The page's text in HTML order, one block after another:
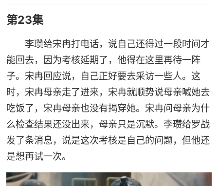
第23集
李瓒给宋冉打电话，说自己还得过一段时间才
能回去，因为考核延期了，他得在这里再待一阵
子。宋冉回应说，自己正好要去采访一些人。这
时，宋冉母亲走了进来，宋冉就顺势说母亲喊她去
吃饭了，宋冉母亲也没有揭穿她。宋冉问母亲为什
么检查结果还没出来，母亲只是沉默。李瓒给罗战
发了条消息，说是这次考核是自己的问题，但他还
是想再试一次。